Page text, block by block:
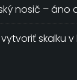
nosič – áno
skalku